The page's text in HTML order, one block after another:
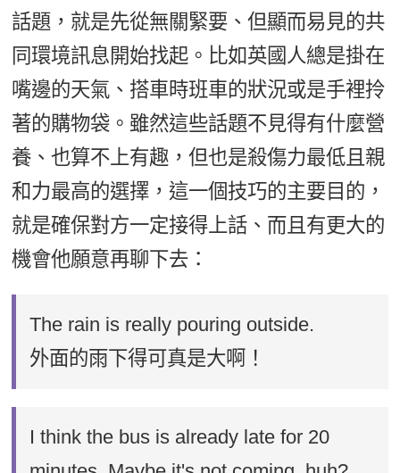
話題，就是先從無關緊要、但顯而易見的共
同環境訊息開始找起。比如英國人總是掛在
嘴邊的天氣、搭車時班車的狀況或是手裡拎
著的購物袋。雖然這些話題不見得有什麼營
養、也算不上有趣，但也是殺傷力最低且親
和力最高的選擇，這一個技巧的主要目的，
就是確保對方一定接得上話、而且有更大的
機會他願意再聊下去：
The rain is really pouring outside.
外面的雨下得可真是大啊！
I think the bus is already late for 20